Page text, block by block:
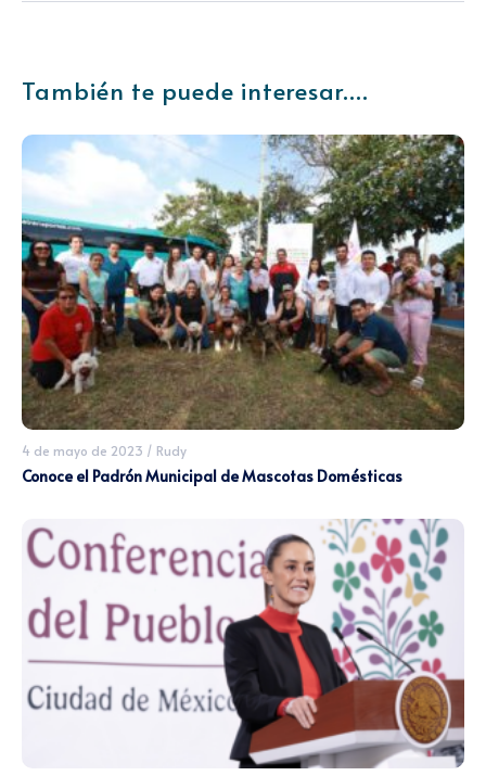
También te puede interesar....
4 de mayo de 2023 / Rudy
Conoce el Padrón Municipal de Mascotas Domésticas